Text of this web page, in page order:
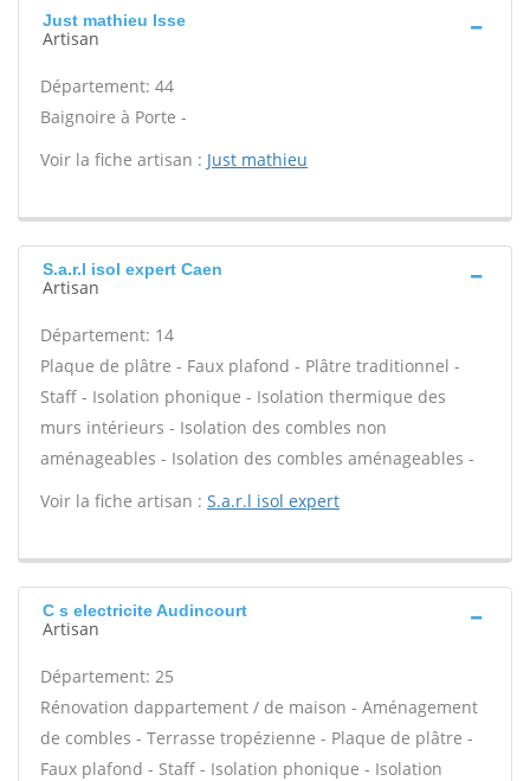
Just mathieu Isse
Artisan
Département: 44
Baignoire à Porte -
Voir la fiche artisan : Just mathieu
S.a.r.l isol expert Caen
Artisan
Département: 14
Plaque de plâtre - Faux plafond - Plâtre traditionnel -
Staff - Isolation phonique - Isolation thermique des
murs intérieurs - Isolation des combles non
aménageables - Isolation des combles aménageables -
Voir la fiche artisan : S.a.r.l isol expert
C s electricite Audincourt
Artisan
Département: 25
Rénovation dappartement / de maison - Aménagement
de combles - Terrasse tropézienne - Plaque de plâtre -
Faux plafond - Staff - Isolation phonique - Isolation